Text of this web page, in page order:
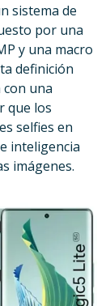
sistema de
por una
y una macro
definición
con una
que los
selfies en
inteligencia
imágenes.